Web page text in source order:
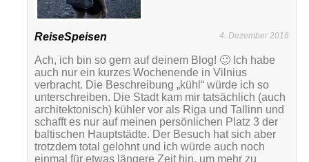
ReiseSpeisen 4. Dezember 2016
Ach, ich bin so gern auf deinem Blog! 🙂 Ich habe
auch nur ein kurzes Wochenende in Vilnius
verbracht. Die Beschreibung „kühl“ würde ich so
unterschreiben. Die Stadt kam mir tatsächlich (auch
architektonisch) kühler vor als Riga und Tallinn und
schafft es nur auf meinen persönlichen Platz 3 der
baltischen Hauptstädte. Der Besuch hat sich aber
trotzdem total gelohnt und ich würde auch noch
einmal für etwas längere Zeit hin, um mehr zu